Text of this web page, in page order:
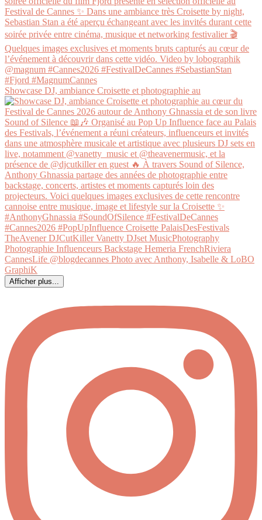
Showcase DJ, ambiance Croisette et photographie au
Afficher plus...